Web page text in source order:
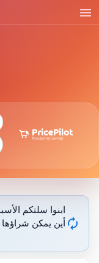
menu
autorenew
ابنوا سلتكم
أين يمكن شراؤها